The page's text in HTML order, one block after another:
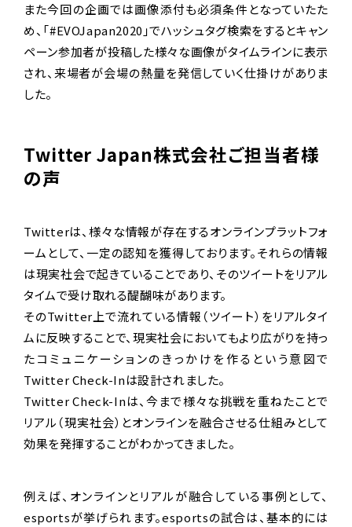
また今回の企画では画像添付も必須条件となっていたた
め、「#EVOJapan2020」でハッシュタグ検索をするとキャン
ペーン参加者が投稿した様々な画像がタイムラインに表示
され、来場者が会場の熱量を発信していく仕掛けがありま
した。
Twitter Japan株式会社ご担当者様
の声
Twitterは、様々な情報が存在するオンラインプラットフォ
ームとして、一定の認知を獲得しております。それらの情報
は現実社会で起きていることであり、そのツイートをリアル
タイムで受け取れる醍醐味があります。
そのTwitter上で流れている情報（ツイート）をリアルタイ
ムに反映することで、現実社会においてもより広がりを持っ
たコミュニケーションのきっかけを作るという意図で
Twitter Check-Inは設計されました。
Twitter Check-Inは、今まで様々な挑戦を重ねたことで
リアル（現実社会）とオンラインを融合させる仕組みとして
効果を発揮することがわかってきました。
例えば、オンラインとリアルが融合している事例として、
esportsが挙げられます。esportsの試合は、基本的には